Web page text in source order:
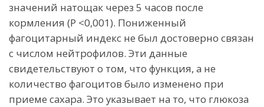
значений натощак через 5 часов после
кормления (P <0,001). Пониженный
фагоцитарный индекс не был достоверно связан
с числом нейтрофилов. Эти данные
свидетельствуют о том, что функция, а не
количество фагоцитов было изменено при
приеме сахара. Это указывает на то, что глюкоза